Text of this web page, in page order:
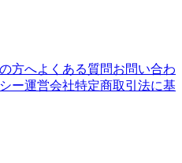
方へよくある質問お問い合わ
ー運営会社特定商取引法に基